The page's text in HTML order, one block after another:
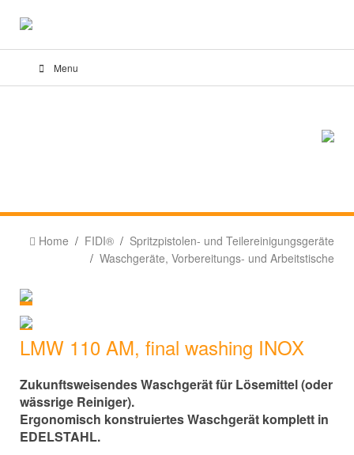
Menu
Home FIDI®
Spritzpistolen- und Teilereinigungsgeräte
Waschgeräte, Vorbereitungs- und Arbeitstische
LMW 110 AM, final washing INOX
Zukunftsweisendes Waschgerät für Lösemittel (oder
wässrige Reiniger).
Ergonomisch konstruiertes Waschgerät komplett in
EDELSTAHL.